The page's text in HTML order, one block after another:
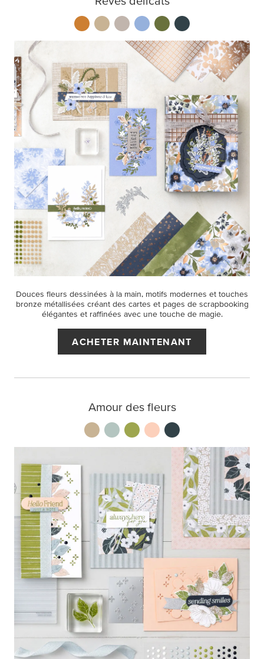
Douces fleurs dessinées à la main, motifs modernes et touches
bronze métallisées créant des cartes et pages de scrapbooking
élégantes et raffinées avec une touche de magie.
ACHETER MAINTENANT
Amour des fleurs